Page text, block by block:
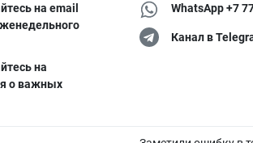
на email
на
о важных
WhatsApp +7
Канал в